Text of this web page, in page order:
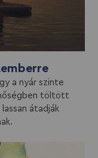
a nyár szinte
töltött
átadják